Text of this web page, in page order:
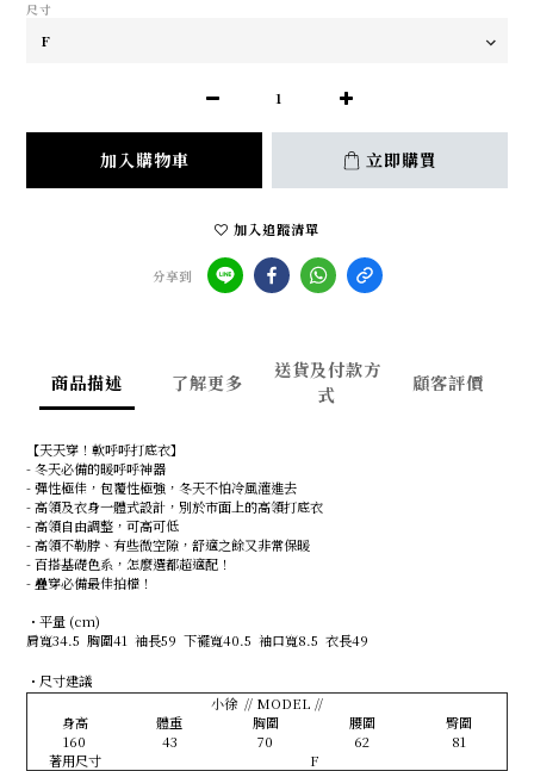
尺寸
加入購物車 立即購買
加入追蹤清單
分享到
商品描述 了解更多
送貨及付款方
式
顧客評價
【天天穿！軟呼呼打底衣】
- 冬天必備的暖呼呼神器
- 彈性極佳，包覆性極強，冬天不怕冷風灌進去
- 高領及衣身一體式設計，別於市面上的高領打底衣
- 高領自由調整，可高可低
- 高領不勒脖、有些微空隙，舒適之餘又非常保暖
- 百搭基礎色系，怎麼選都超適配！
- 疊穿必備最佳拍檔！
・平量 (cm)
肩寬34.5 胸圍41 袖長59 下襬寬40.5 袖口寬8.5 衣長49
・尺寸建議
小徐 // MODEL //
身高
體重 胸圍 腰圍
臀圍
160
43 70 62
81
著用尺寸
F